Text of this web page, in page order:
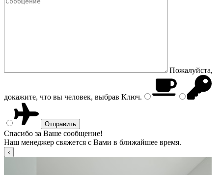
Пожалуйста,
докажите, что вы человек, выбрав Ключ.
Спасибо за Ваше сообщение!
Наш менеджер свяжется с Вами в ближайшее время.